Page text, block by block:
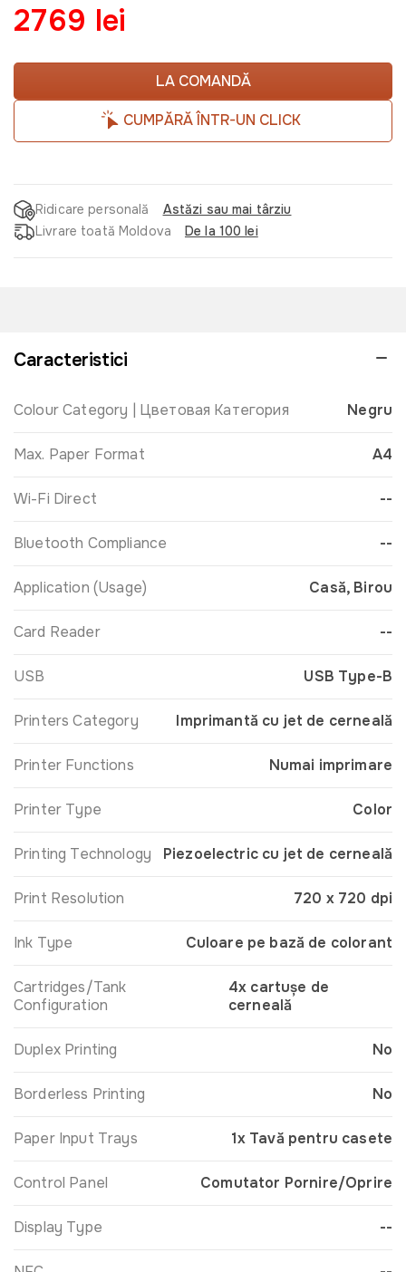
2769 lei
LA COMANDĂ
CUMPĂRĂ ÎNTR-UN CLICK
Ridicare personală
Astăzi sau mai târziu
Livrare toată Moldova
De la 100 lei
Caracteristici
Colour Category | Цветовая Категория Negru
Max. Paper Format A4
Wi-Fi Direct --
Bluetooth Compliance --
Application (Usage) Casă, Birou
Card Reader --
USB USB Type-B
Printers Category Imprimantă cu jet de cerneală
Printer Functions Numai imprimare
Printer Type Color
Printing Technology Piezoelectric cu jet de cerneală
Print Resolution 720 x 720 dpi
Ink Type Culoare pe bază de colorant
Cartridges/Tank
Configuration
4x cartușe de
cerneală
Duplex Printing No
Borderless Printing No
Paper Input Trays 1x Tavă pentru casete
Control Panel Comutator Pornire/Oprire
Display Type --